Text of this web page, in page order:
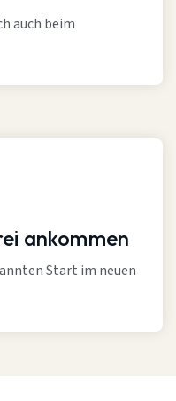
auch beim
ankommen
Start im neuen